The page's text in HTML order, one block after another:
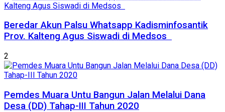
Beredar Akun Palsu Whatsapp Kadisminfosantik
Prov. Kalteng Agus Siswadi di Medsos
2
Pemdes Muara Untu Bangun Jalan Melalui Dana
Desa (DD) Tahap-III Tahun 2020